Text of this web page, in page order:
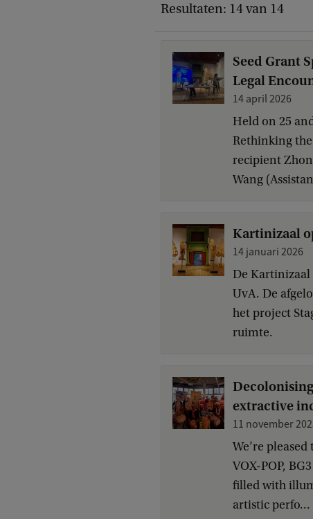
Resultaten: 14 van 14
Seed Grant
Legal
14 april 2026
Held on 25
Rethinking the
recipient
Wang
Kartinizaal
14 januari 2026
De Kartinizaal
UvA. De
het project
ruimte.
extractive
11 november
We’re
VOX-POP,
filled with
artistic perfo...